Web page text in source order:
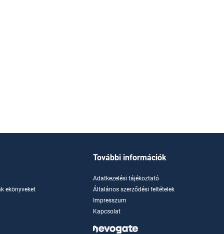
ekönyveket
További információk
Adatkezelési tájékoztató
Általános szerződési feltételek
Impresszum
Kapcsolat